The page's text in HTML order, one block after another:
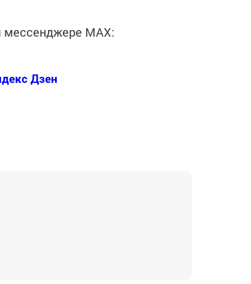
мессенджере MАХ:
Дзен